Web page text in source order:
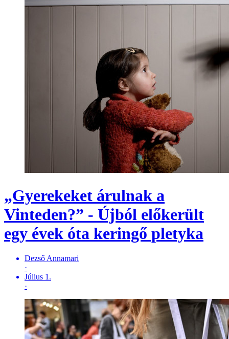
„Gyerekeket árulnak a
Vinteden?” - Újból előkerült
egy évek óta keringő pletyka
Dezső Annamari
·
Július 1.
·